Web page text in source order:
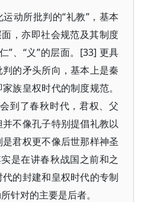
动所批判的“礼教”，基本
，亦即社会规范及其制度
”、“义”的层面。[33] 更具
的矛头所向，基本上是秦
族皇权时代的制度规范。
到了春秋时代，君权、父
不像孔子特别提倡礼教以
君权更不像后世那样神圣
是在讲春秋战国之前和之
的封建和皇权时代的专制
针对的主要是后者。